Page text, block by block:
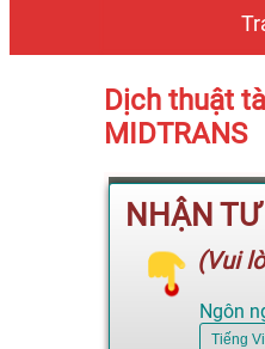
Dịch thuật
MIDTRANS
NHẬN
(Vui
Ngôn